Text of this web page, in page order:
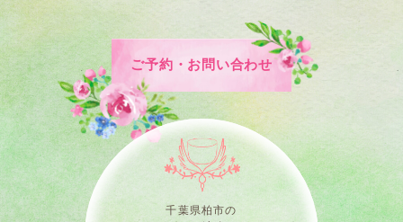
ご予約・お問い合わせ
千葉県柏市の